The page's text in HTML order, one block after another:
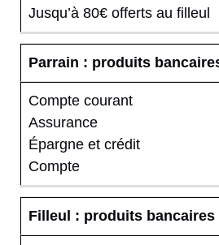
Jusqu’à 80€ offerts au filleul
Parrain : produits
Compte courant
Assurance
Épargne et crédit
Compte
Filleul : produits